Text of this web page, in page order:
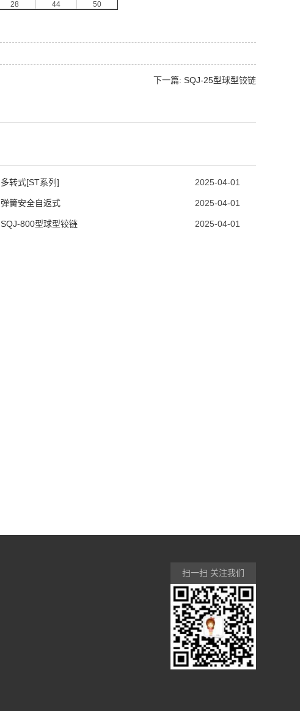
28 44
50
下一篇: SQJ-25型球型铰链
多转式[ST系列] 2025-04-01
弹簧安全自返式 2025-04-01
SQJ-800型球型铰链 2025-04-01
扫一扫 关注我们